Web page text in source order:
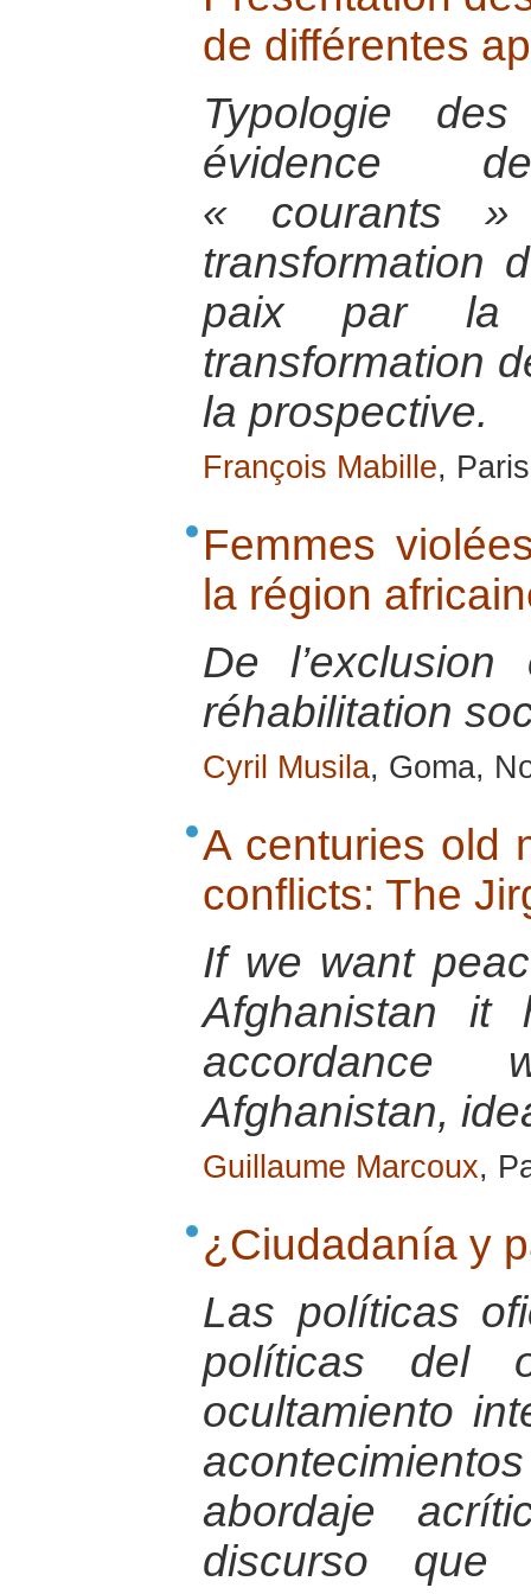
de différentes
Typologie
évidence
« courants
transformation
paix par la
transformation
la prospective.
François Mabille,
Femmes
la région
De
réhabilitation
Cyril Musila, Goma,
A centuries old
conflicts: The
If we want
Afghanistan
accordance
Afghanistan,
Guillaume Marcoux,
¿Ciudadanía y
Las políticas
políticas del
ocultamiento
abordaje
discurso que